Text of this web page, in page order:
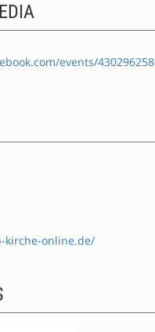
events/
kirche-online.de/